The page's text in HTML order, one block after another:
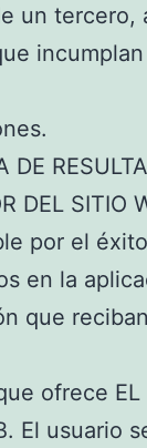
un tercero,
DE
DEL SITIO
por el
en la
que
ofrece EL
El usuario